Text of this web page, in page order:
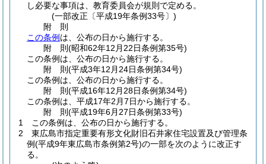
し必要な事項は、教育委員会が規則で定める。
(一部改正〔平成19年条例33号〕)
附 則
この条例 は、公布の日から施行する。
附 則(昭和62年12月22日条例第35号)
この条例は、公布の日から施行する。
附 則(平成3年12月24日条例第34号)
この条例は、公布の日から施行する。
附 則(平成16年12月28日条例第34号)
この条例は、平成17年2月7日から施行する。
附 則(平成19年6月27日条例第33号)
1
この条例は、公布の日から施行する。
2
東広島市指定重要有形文化財旧石井家住宅設置及び管理条
例(平成9年東広島市条例第2号)の一部を次のように改正す
る。